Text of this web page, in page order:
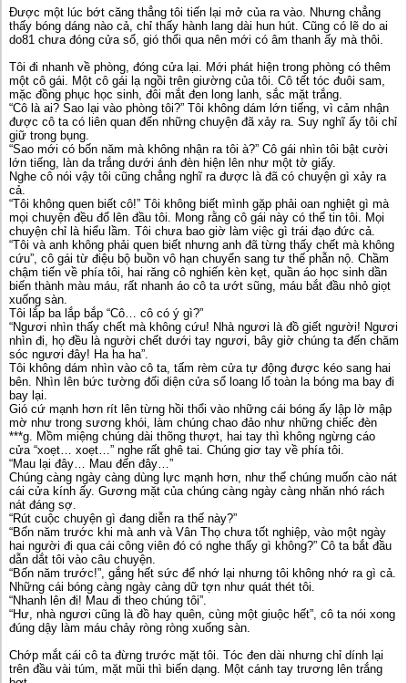
Được một lúc bớt căng thẳng tôi tiến lại mở của ra vào. Nhưng chẳng
thấy bóng dáng nào cả, chỉ thấy hành lang dài hun hút. Cũng có lẽ do ai
do81 chưa đóng cửa sổ, gió thổi qua nên mới có âm thanh ấy mà thôi.
Tôi đi nhanh về phòng, đóng cửa lại. Mới phát hiện trong phòng có thêm
một cô gái. Một cô gái lạ ngồi trên giường của tôi. Cô tết tóc đuôi sam,
mặc đồng phục học sinh, đôi mắt đen long lanh, sắc mặt trắng.
“Cô là ai? Sao lại vào phòng tôi?” Tôi không dám lớn tiếng, vì cảm nhận
được cô ta có liên quan đến những chuyện đã xảy ra. Suy nghĩ ấy tôi chỉ
giữ trong bụng.
“Sao mới có bốn năm mà không nhận ra tôi à?” Cô gái nhìn tôi bật cười
lớn tiếng, làn da trắng dưới ánh đèn hiện lên như một tờ giấy.
Nghe cô nói vậy tôi cũng chẳng nghĩ ra được là đã có chuyện gì xảy ra
cả.
“Tôi không quen biết cô!” Tôi không biết mình gặp phải oan nghiệt gì mà
mọi chuyện đều đổ lên đầu tôi. Mong rằng cô gái này có thể tin tôi. Mọi
chuyện chỉ là hiểu lầm. Tôi chưa bao giờ làm việc gì trái đạo đức cả.
“Tôi và anh không phải quen biết nhưng anh đã từng thấy chết mà không
cứu”, cô gái từ điệu bộ buồn vô hạn chuyển sang tư thế phẫn nộ. Chầm
chậm tiến về phía tôi, hai răng cô nghiến kèn kẹt, quần áo học sinh dần
biến thành màu máu, rất nhanh áo cô ta ướt sũng, máu bắt đầu nhỏ giọt
xuống sàn.
Tôi lắp ba lắp bắp “Cô… cô có ý gì?”
“Ngươi nhìn thấy chết mà không cứu! Nhà ngươi là đồ giết người! Ngươi
nhìn đi, họ đều là người chết dưới tay ngươi, bây giờ chúng ta đến chăm
sóc ngươi đây! Ha ha ha”.
Tôi không dám nhìn vào cô ta, tấm rèm cửa tự động được kéo sang hai
bên. Nhìn lên bức tường đối diện cửa sổ loang lổ toàn la bóng ma bay đi
bay lại.
Gió cứ mạnh hơn rít lên từng hồi thổi vào những cái bóng ấy lập lờ mập
mờ như trong sương khói, làm chúng chao đảo như những chiếc đèn
***g. Mồm miệng chúng dài thõng thượt, hai tay thì không ngừng cáo
cửa “xoẹt… xoẹt…” nghe rất ghê tai. Chúng giơ tay về phía tôi.
“Mau lại đây… Mau đến đây…”
Chúng càng ngày càng dùng lực mạnh hơn, như thể chúng muốn cào nát
cái cửa kính ấy. Gương mặt của chúng càng ngày càng nhăn nhó rách
nát đáng sợ.
“Rút cuộc chuyện gì đang diễn ra thế này?”
“Bốn năm trước khi mà anh và Vân Thọ chưa tốt nghiệp, vào một ngày
hai người đi qua cái công viên đó có nghe thấy gì không?” Cô ta bắt đầu
dẫn dắt tôi vào câu chuyện.
“Bốn năm trước!”, gắng hết sức để nhớ lại nhưng tôi không nhớ ra gì cả.
Những cái bóng càng ngày càng dữ tợn như quát thét tôi.
“Nhanh lên đi! Mau đi theo chúng tôi”.
“Hư, nhà ngươi cũng là đồ hay quên, cùng một giuộc hết”, cô ta nói xong
đúng dậy làm máu chảy ròng ròng xuống sàn.
Chớp mắt cái cô ta đừng trước mặt tôi. Tóc đen dài nhưng chỉ dính lại
trên đầu vài túm, mặt mũi thì biến dạng. Một cánh tay trương lên trắng